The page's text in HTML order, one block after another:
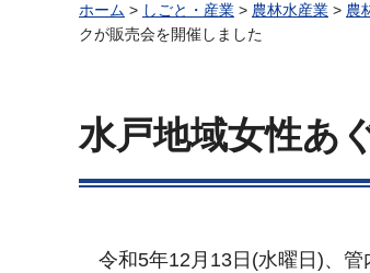
ホーム > しごと・産業 > 農林水産業 > 農
クが販売会を開催しました
水戸地域女性あ
令和5年12月13日(水曜日)、管